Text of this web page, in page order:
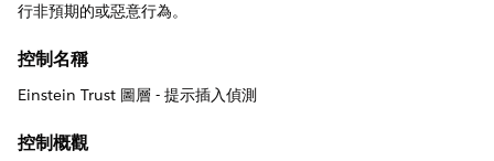
行非預期的或惡意行為。
控制名稱
Einstein Trust 圖層 - 提示插入偵測
控制概觀